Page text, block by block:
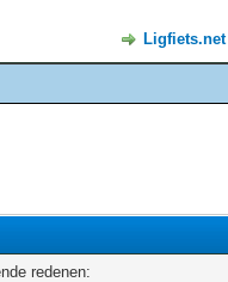
Ligfiets.net
redenen: